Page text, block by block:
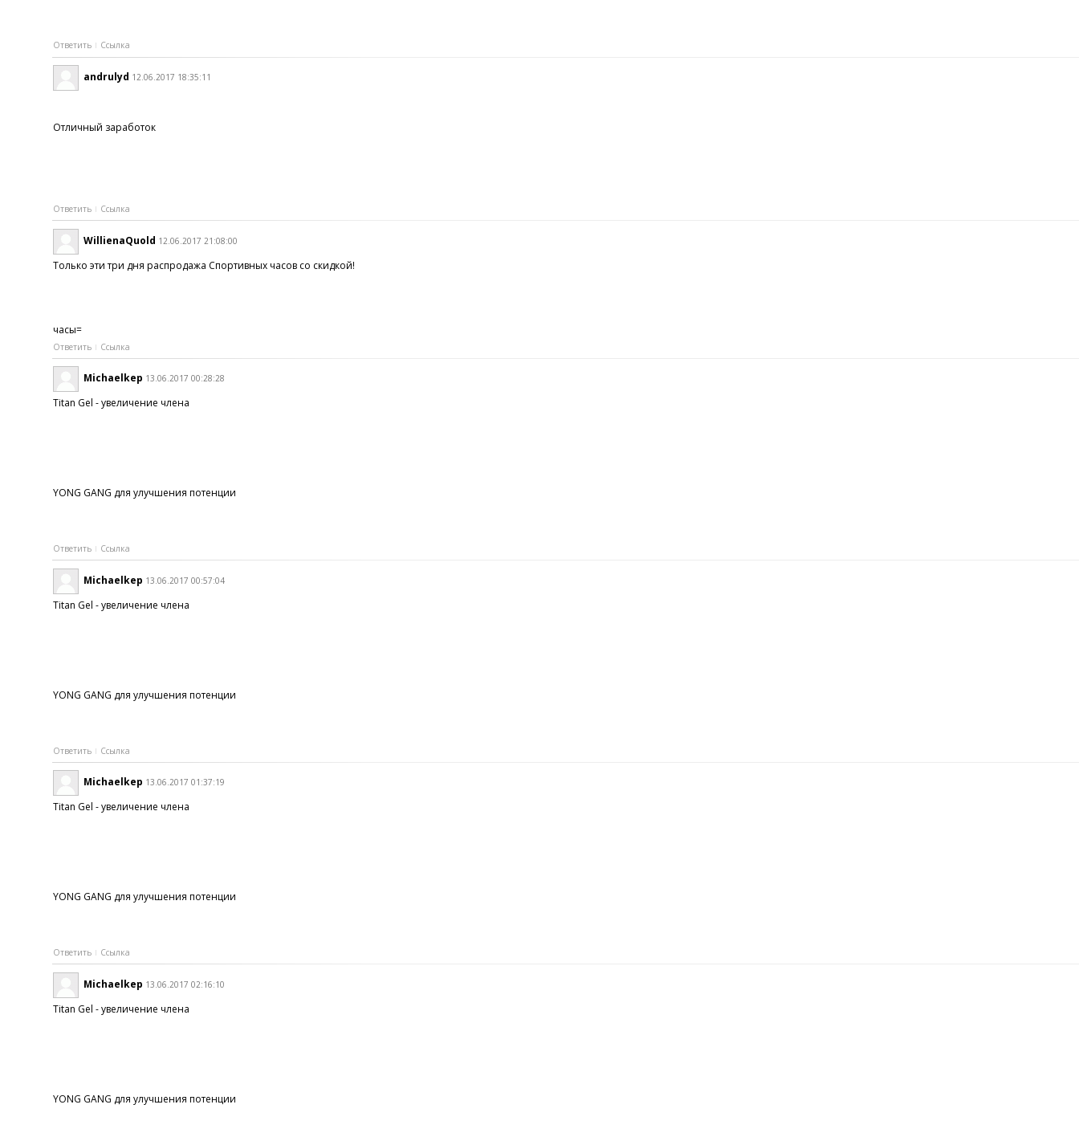
Ответить Ссылка
andrulyd 12.06.2017 18:35:11
Отличный заработок
Ответить Ссылка
WillienaQuold 12.06.2017 21:08:00
Только эти три дня распродажа Спортивных часов со скидкой!
часы=
Ответить Ссылка
Michaelkep 13.06.2017 00:28:28
Titan Gel - увеличение члена
YONG GANG для улучшения потенции
Ответить Ссылка
Michaelkep 13.06.2017 00:57:04
Titan Gel - увеличение члена
YONG GANG для улучшения потенции
Ответить Ссылка
Michaelkep 13.06.2017 01:37:19
Titan Gel - увеличение члена
YONG GANG для улучшения потенции
Ответить Ссылка
Michaelkep 13.06.2017 02:16:10
Titan Gel - увеличение члена
YONG GANG для улучшения потенции